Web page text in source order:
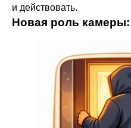
и действовать.
Новая роль камеры: